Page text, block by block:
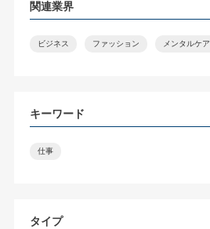
関連業界
ビジネス ファッション メンタルケア
キーワード
仕事
タイプ